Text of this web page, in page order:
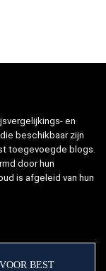
en
beschikbaar zijn
toegevoegde blogs.
door hun
is afgeleid van hun
BEST